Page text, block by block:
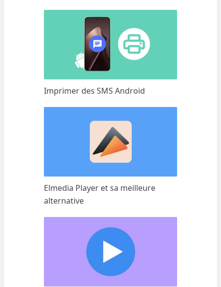
Imprimer des SMS Android
Elmedia Player et sa meilleure
alternative